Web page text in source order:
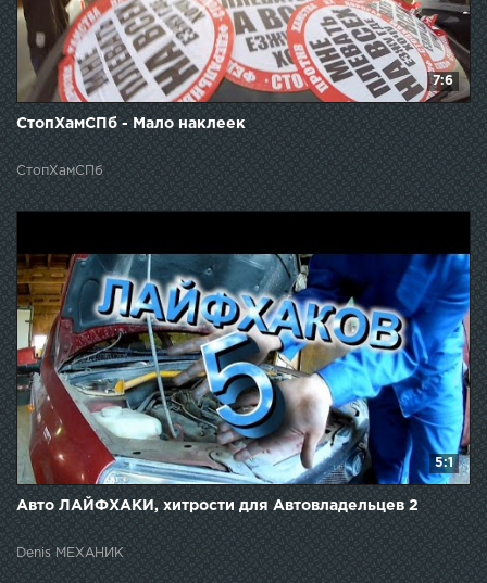
7:6
СтопХамСПб - Мало наклеек
СтопХамСПб
5:1
Авто ЛАЙФХАКИ, хитрости для Автовладельцев 2
Denis МЕХАНИК